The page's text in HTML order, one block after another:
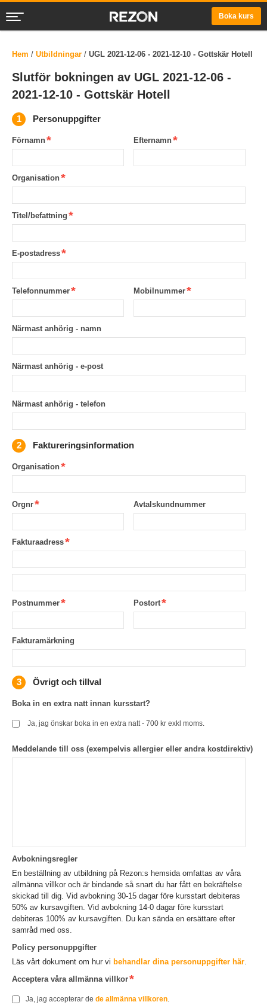
Boka kurs
Hem / Utbildningar / UGL 2021-12-06 - 2021-12-10 - Gottskär Hotell
Slutför bokningen av UGL 2021-12-06 -
2021-12-10 - Gottskär Hotell
Personuppgifter
Förnamn Efternamn
Organisation
Titel/befattning
E-postadress
Telefonnummer Mobilnummer
Närmast anhörig - namn
Närmast anhörig - e-post
Närmast anhörig - telefon
Faktureringsinformation
Organisation
Orgnr Avtalskundnummer
Fakturaadress
Postnummer Postort
Fakturamärkning
Övrigt och tillval
Boka in en extra natt innan kursstart?
Ja, jag önskar boka in en extra natt - 700 kr exkl moms.
Meddelande till oss (exempelvis allergier eller andra kostdirektiv)
Avbokningsregler
En beställning av utbildning på Rezon:s hemsida omfattas av våra
allmänna villkor och är bindande så snart du har fått en bekräftelse
skickad till dig. Vid avbokning 30-15 dagar före kursstart debiteras
50% av kursavgiften. Vid avbokning 14-0 dagar före kursstart
debiteras 100% av kursavgiften. Du kan sända en ersättare efter
samråd med oss.
Policy personuppgifter
Läs vårt dokument om hur vi behandlar dina personuppgifter här.
Acceptera våra allmänna villkor
Ja, jag accepterar de de allmänna villkoren